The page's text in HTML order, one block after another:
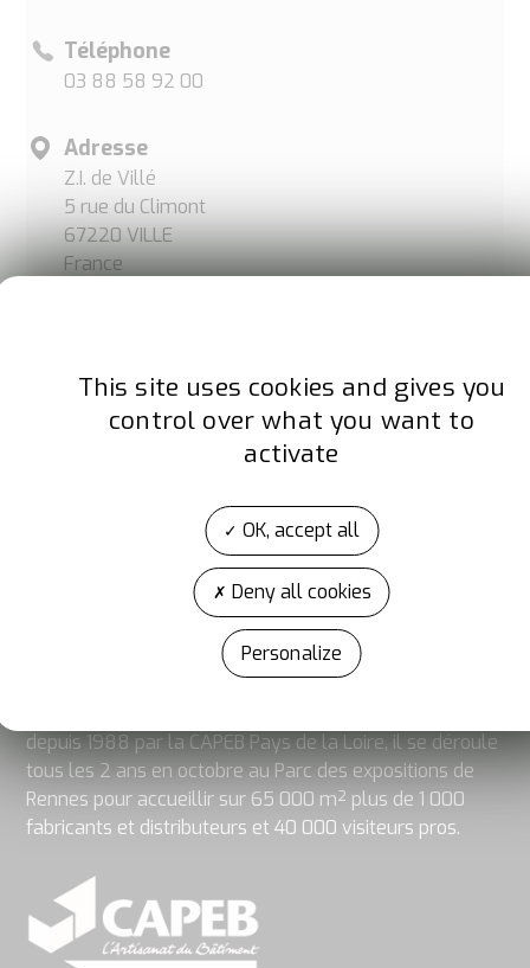
Téléphone
03 88 58 92 00
Adresse
Z.I. de Villé
5 rue du Climont
67220 VILLE
France
FacebookLinkedIn
ARTIBAT est l’événement de la construction et des TP
depuis 1988 par la CAPEB Pays de la Loire, il se déroule
tous les 2 ans en octobre au Parc des expositions de
Rennes pour accueillir sur 65 000 m² plus de 1 000
fabricants et distributeurs et 40 000 visiteurs pros.
En
soumettant
This site uses cookies and gives you
control over what you want to
activate
OK, accept all
Deny all cookies
Personalize